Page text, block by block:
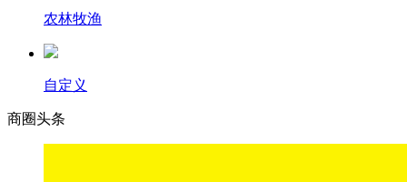
农林牧渔
自定义
商圈头条